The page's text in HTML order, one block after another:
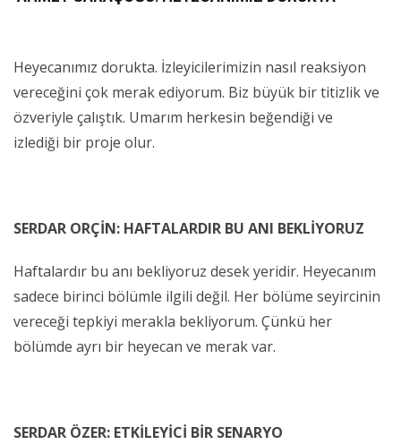
Heyecanımız dorukta. İzleyicilerimizin nasıl reaksiyon
vereceğini çok merak ediyorum. Biz büyük bir titizlik ve
özveriyle çalıştık. Umarım herkesin beğendiği ve
izlediği bir proje olur.
SERDAR ORÇİN: HAFTALARDIR BU ANI BEKLİYORUZ
Haftalardır bu anı bekliyoruz desek yeridir. Heyecanım
sadece birinci bölümle ilgili değil. Her bölüme seyircinin
vereceği tepkiyi merakla bekliyorum. Çünkü her
bölümde ayrı bir heyecan ve merak var.
SERDAR ÖZER: ETKİLEYİCİ BİR SENARYO